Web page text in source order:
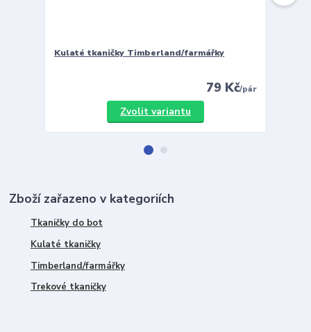
Kulaté tkaničky Timberland/farmářky
79 Kč/pár
Zvolit variantu
Zboží zařazeno v kategoriích
Tkaničky do bot
Kulaté tkaničky
Timberland/farmářky
Trekové tkaničky